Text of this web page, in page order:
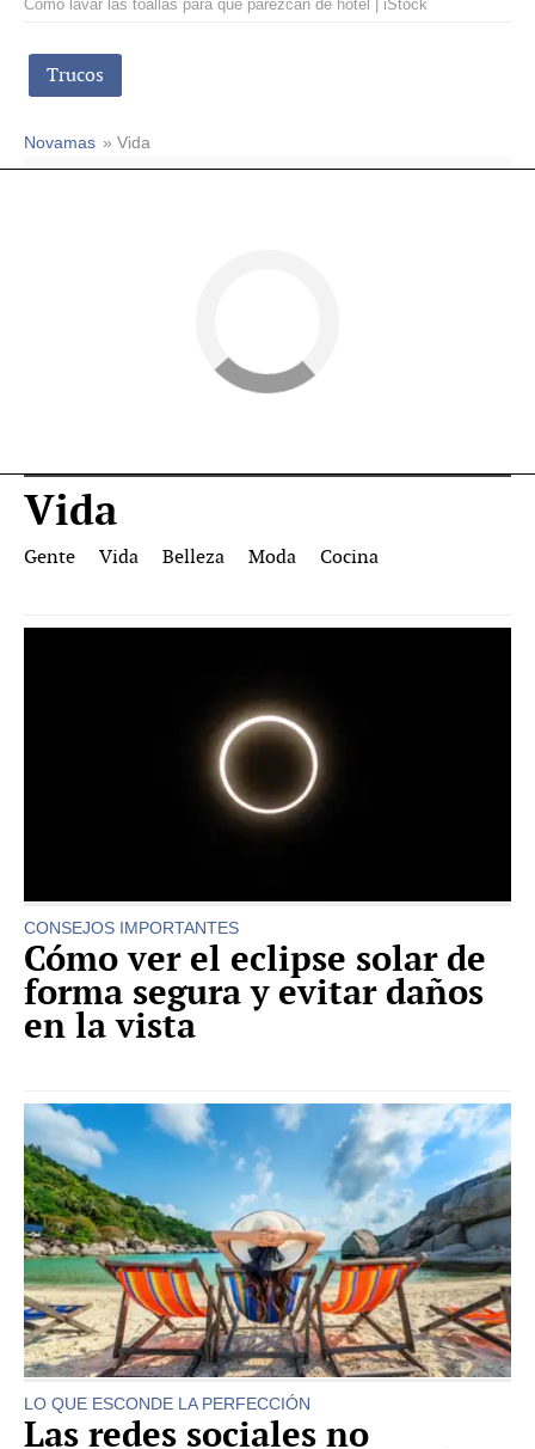
Cómo lavar las toallas para que parezcan de hotel | iStock
Trucos
Novamas » Vida
Vida
Gente Vida Belleza Moda Cocina
CONSEJOS IMPORTANTES
Cómo ver el eclipse solar de
forma segura y evitar daños
en la vista
LO QUE ESCONDE LA PERFECCIÓN
Las redes sociales no